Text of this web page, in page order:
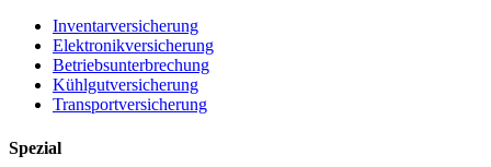
Inventarversicherung
Elektronikversicherung
Betriebsunterbrechung
Kühlgutversicherung
Transportversicherung
Spezial